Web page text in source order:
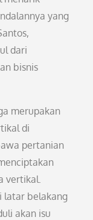
yang
dari
bisnis
merupakan
di
pertanian
vertikal.
latar belakang
akan isu